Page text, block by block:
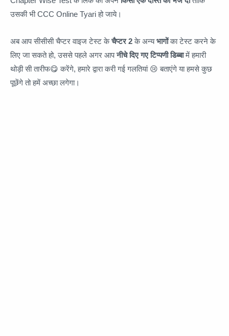
उसकी भी CCC Online Tyari हो जाये।
अब आप सीसीसी चैप्टर वाइज टेस्ट केचैप्टर 2के अन्यभागोंका टेस्ट करने के
लिए जा सकते हो, उससे पहले अगर आपनीचे दिए गए टिप्पणी डिब्बामें हमारी
थोड़ी सी तारीफ😋 करेंगे, हमारे द्वारा करी गई गलतियां 😢 बताएंगे या हमसे कुछ
पूछेंगे तो हमें अच्छा लगेगा।